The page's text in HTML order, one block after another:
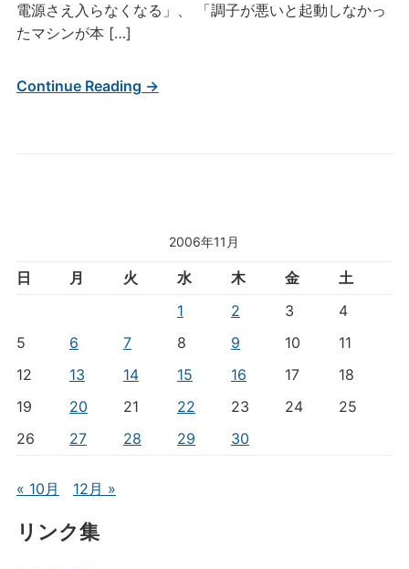
2006年11月
日 月 火 水 木 金
土
1
2 3
4
5
6 7 8 9 10
11
12
13 14 15 16 17
18
19
20 21 22 23 24
25
26
27 28 29 30
« 10月 12月 »
リンク集
電源さえ入らなくなる」、 「調子が悪いと起動しなかっ
たマシンが本 […]
Continue Reading →